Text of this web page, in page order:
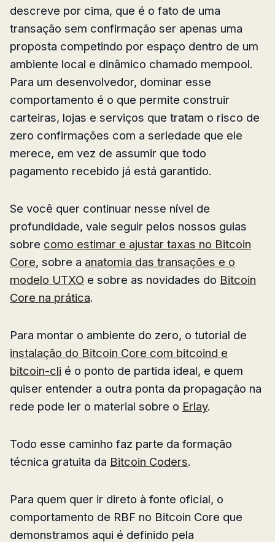
descreve por cima, que é o fato de uma
transação sem confirmação ser apenas uma
proposta competindo por espaço dentro de um
ambiente local e dinâmico chamado mempool.
Para um desenvolvedor, dominar esse
comportamento é o que permite construir
carteiras, lojas e serviços que tratam o risco de
zero confirmações com a seriedade que ele
merece, em vez de assumir que todo
pagamento recebido já está garantido.
Se você quer continuar nesse nível de
profundidade, vale seguir pelos nossos guias
sobre como estimar e ajustar taxas no Bitcoin
Core, sobre a anatomia das transações e o
modelo UTXO e sobre as novidades do Bitcoin
Core na prática.
Para montar o ambiente do zero, o tutorial de
instalação do Bitcoin Core com bitcoind e
bitcoin-cli é o ponto de partida ideal, e quem
quiser entender a outra ponta da propagação na
rede pode ler o material sobre o Erlay.
Todo esse caminho faz parte da formação
técnica gratuita da Bitcoin Coders.
Para quem quer ir direto à fonte oficial, o
comportamento de RBF no Bitcoin Core que
demonstramos aqui é definido pela